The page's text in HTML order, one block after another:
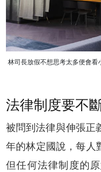
林司長放假不想思考太多便會
法律制度要不
被問到法律與伸張正
年的林定國說，每人
但任何法律制度的